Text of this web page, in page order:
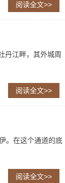
阅读全文>>
丹江畔，其外城周
阅读全文>>
。在这个通道的底
阅读全文>>